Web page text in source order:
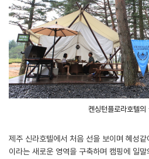
켄싱턴플로라호텔의
제주 신라호텔에서 처음 선을 보이며 혜성같
이라는 새로운 영역을 구축하며 캠핑에 일말